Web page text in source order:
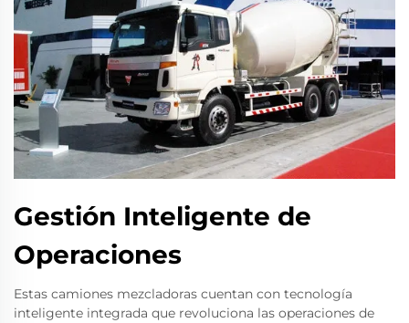
Gestión Inteligente de
Operaciones
Estas camiones mezcladoras cuentan con tecnología
inteligente integrada que revoluciona las operaciones de